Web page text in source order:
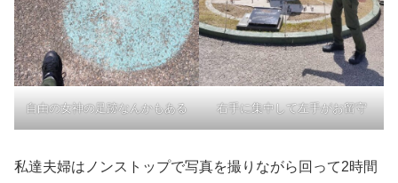
自由の女神の足跡なんかもある 右手に集中して左手がお留守
私達夫婦はノンストップで写真を撮りながら回って2時間